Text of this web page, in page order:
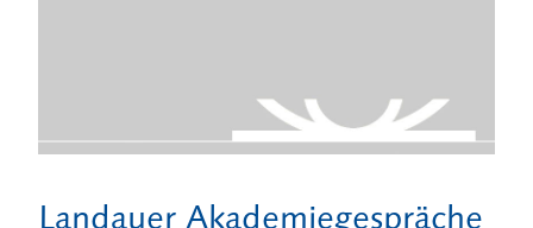
Landauer Akademiegespräche